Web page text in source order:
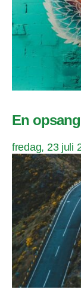
En
fredag, 23 juli